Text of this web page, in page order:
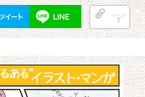
クリップ
7